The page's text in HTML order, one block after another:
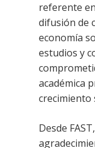
referente
difusión de
economía
estudios y
académica
crecimiento
Desde